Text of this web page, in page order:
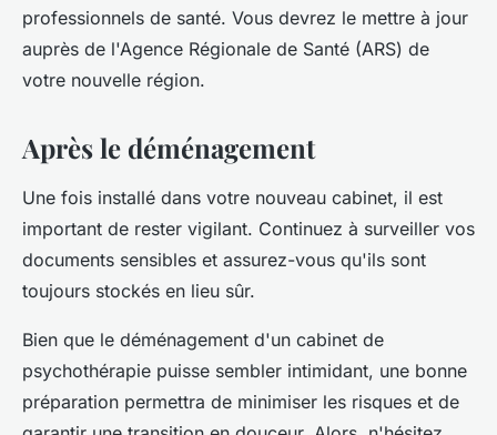
professionnels de santé. Vous devrez le mettre à jour
auprès de l'Agence Régionale de Santé (ARS) de
votre nouvelle région.
Après le déménagement
Une fois installé dans votre nouveau cabinet, il est
important de rester vigilant. Continuez à surveiller vos
documents sensibles et assurez-vous qu'ils sont
toujours stockés en lieu sûr.
Bien que le déménagement d'un cabinet de
psychothérapie puisse sembler intimidant, une bonne
préparation permettra de minimiser les risques et de